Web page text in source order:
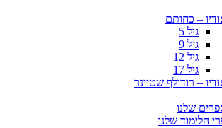
– כחותם
גיל 5
גיל 9
גיל 12
גיל 17
– רודולף שטיינר
שלנו
הלימוד שלנו